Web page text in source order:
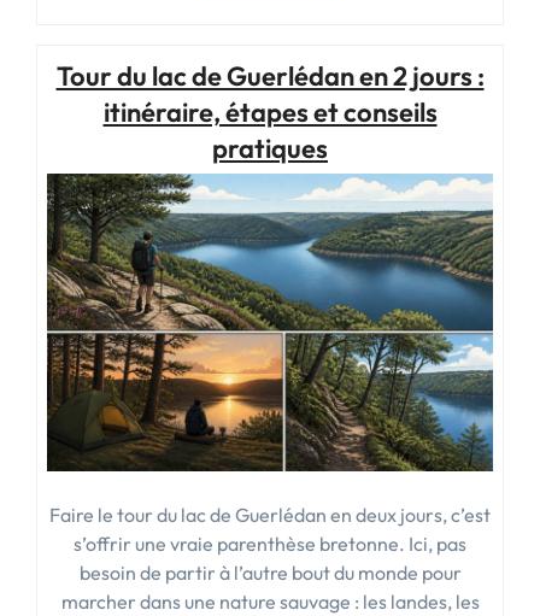
central
:
itinéraire,
conseils
et
équipement
essentiel »
Tour du lac de Guerlédan en 2 jours :
itinéraire, étapes et conseils
pratiques
Faire le tour du lac de Guerlédan en deux jours, c’est
s’offrir une vraie parenthèse bretonne. Ici, pas
besoin de partir à l’autre bout du monde pour
marcher dans une nature sauvage : les landes, les